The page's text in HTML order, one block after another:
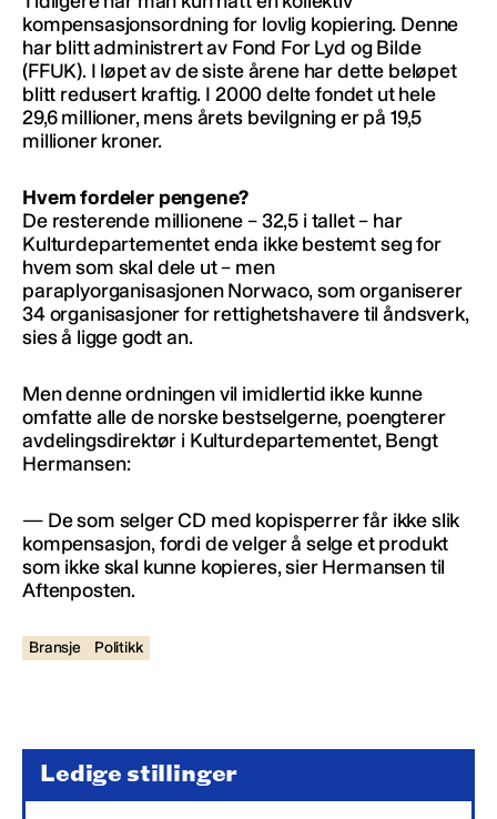
kompensasjonsordning for lovlig kopiering. Denne
har blitt administrert av Fond For Lyd og Bilde
(FFUK). I løpet av de siste årene har dette beløpet
blitt redusert kraftig. I 2000 delte fondet ut hele
29,6 millioner, mens årets bevilgning er på 19,5
millioner kroner.
Hvem fordeler pengene?
De resterende millionene – 32,5 i tallet – har
Kulturdepartementet enda ikke bestemt seg for
hvem som skal dele ut – men
paraplyorganisasjonen Norwaco, som organiserer
34 organisasjoner for rettighetshavere til åndsverk,
sies å ligge godt an.
Men denne ordningen vil imidlertid ikke kunne
omfatte alle de norske bestselgerne, poengterer
avdelingsdirektør i Kulturdepartementet, Bengt
Hermansen:
— De som selger CD med kopisperrer får ikke slik
kompensasjon, fordi de velger å selge et produkt
som ikke skal kunne kopieres, sier Hermansen til
Aftenposten.
Bransje Politikk
Ledige stillinger